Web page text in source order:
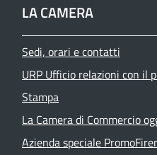
LA CAMERA
Sedi, orari e contatti
URP Ufficio relazioni con il
Stampa
La Camera di Commercio
Azienda speciale